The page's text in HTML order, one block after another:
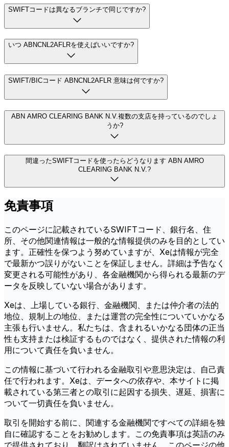
SWIFTコードは異なるブランチで同じですか?
いつ ABNCNL2AFLRを使えばいいですか?
SWIFT/BICコード ABNCNL2AFLR 意味は何ですか?
ABN AMRO CLEARING BANK N.V.複数の支店を持っているのでしょ
うか?
間違ったSWIFTコードを使ったらどうなります ABN AMRO
CLEARING BANK N.V.?
免責事項
このページに記載されているSWIFTコード、銀行名、住
所、その他関連情報は一般的な情報提供のみを目的としてい
ます。正確性を保つよう努めていますが、Xeは情報が完全
で最新かつ誤りがないことを保証しません。詳細は予告なく
変更される可能性があり、各金融機関から得られる最新のデ
ータを反映していない場合があります。
Xeは、上場している銀行、金融機関、または仲介者の法的
地位、規制上の地位、または運営の完全性についていかなる
主張も行いません。私たちは、含まれるいかなる団体の正当
性も支持または検証するものではなく、提供された情報の利
用について責任を負いません。
この情報に基づいて行われる金融取引や意思決定は、自己責
任で行われます。Xeは、データへの依存や、本サイトに掲
載されている第三者との取引に起因する損失、遅延、損害に
ついて一切責任を負いません。
取引を開始する前に、関連する金融機関ですべての詳細を独
自に確認することをお勧めします。この免責事項は英語のみ